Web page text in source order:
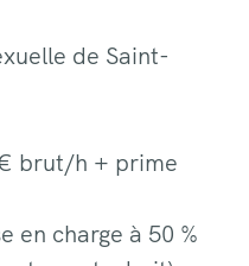
de Saint-
brut/h + prime
en charge à 50 %